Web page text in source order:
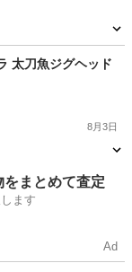
太刀魚ジグヘッド
8月3日
をまとめて査定
ます
Ad